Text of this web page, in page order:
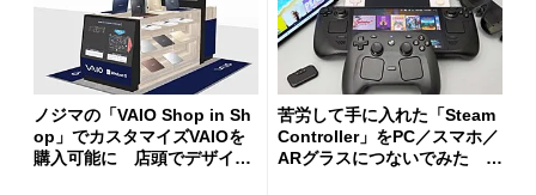
ノジマの「VAIO Shop in Sh
op」でカスタマイズVAIOを
購入可能に 店頭でデザイン
苦労して手に入れた「Steam
Controller」をPC／スマホ／
ARグラスにつないでみた ゲ